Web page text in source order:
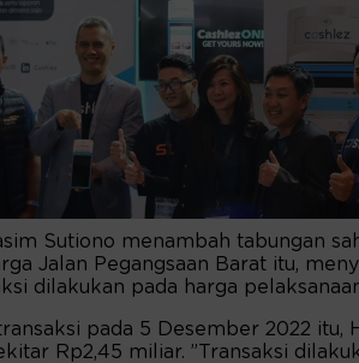
Sutiono menambah tabungan
Jalan Pegangsaan Barat itu,
dilakukan pada harga
pada 5 Desember 2022 itu,
Rp2,45 miliar. ”Transaksi